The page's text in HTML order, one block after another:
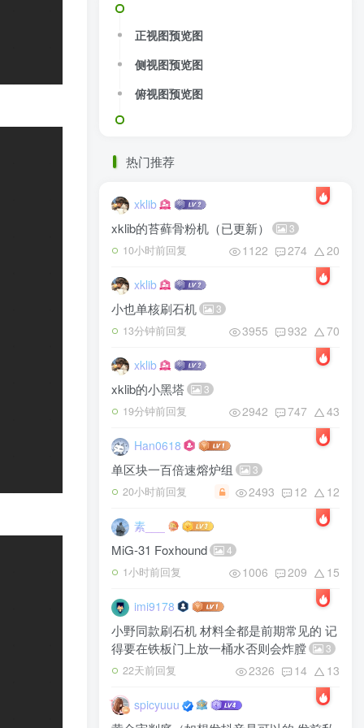
正视图预览图
侧视图预览图
俯视图预览图
热门推荐
xklib
xklib的苔藓骨粉机（已更新） 3
10小时前回复 1122 274 20
xklib
小也单核刷石机 3
13分钟前回复 3955 932 70
xklib
xklib的小黑塔 3
19分钟前回复 2942 747 43
Han0618
单区块一百倍速熔炉组 3
20小时前回复 2493 12 12
素___
MiG-31 Foxhound 4
1小时前回复 1006 209 15
imi9178
小野同款刷石机 材料全都是前期常见的 记
得要在铁板门上放一桶水否则会炸膛
3
22天前回复 2326 14 13
spicyuuu